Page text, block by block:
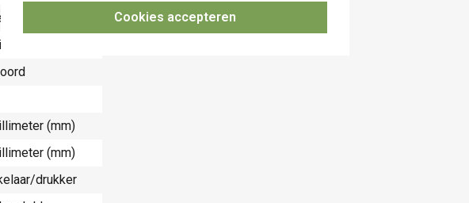
Cookies accepteren
(mm)
(mm)
(mm)
drukker